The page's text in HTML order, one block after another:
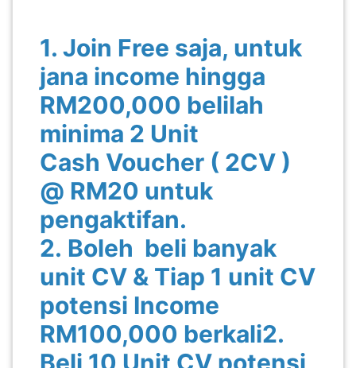
1. Join Free saja, untuk
jana income hingga
RM200,000 belilah
minima 2 Unit
Cash Voucher ( 2CV )
@ RM20 untuk
pengaktifan.
2. Boleh beli banyak
unit CV & Tiap 1 unit CV
potensi Income
RM100,000 berkali2.